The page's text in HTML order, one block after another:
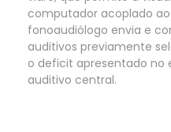
computador acoplado
fonoaudiólogo envia e
auditivos previamente
o deficit apresentado no
auditivo central.